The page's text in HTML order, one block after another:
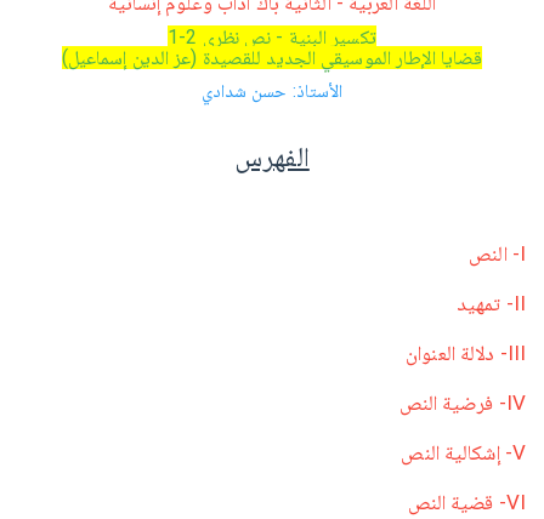
تكسير البنية - نص نظري 2-1
قضايا الإطار الموسيقي الجديد للقصيدة (عز الدين إسماعيل)
الأستاذ: حسن شدادي
الفهرس
I- النص
II- تمهيد
III- دلالة العنوان
IV- فرضية النص
V- إشكالية النص
VI- قضية النص